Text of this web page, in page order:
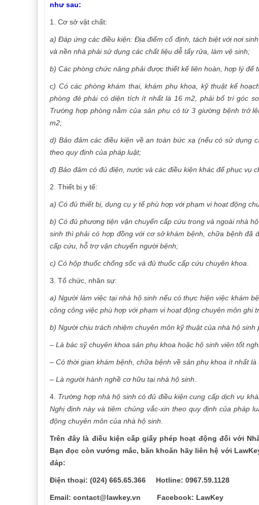
như sau:
1. Cơ sở vật chất:
a) Đáp ứng các điều kiện: Địa điểm cố định, tách biệt với nơi
và nền nhà phải sử dụng các chất liệu dễ tẩy rửa, làm vệ sinh;
b) Các phòng chức năng phải được thiết kế liên hoàn, hợp lý để
c) Có các phòng khám thai, khám phụ khoa, kỹ thuật kế
phòng đẻ phải có diện tích ít nhất là 16 m2, phải bố trí góc
Trường hợp phòng nằm của sản phụ có từ 3 giường bệnh trở
m2;
d) Bảo đảm các điều kiện về an toàn bức xạ (nếu có sử dụng
theo quy định của pháp luật;
đ) Bảo đảm có đủ điện, nước và các điều kiện khác để phục vụ
2. Thiết bị y tế:
a) Có đủ thiết bị, dụng cụ y tế phù hợp với phạm vi hoạt động
b) Có đủ phương tiện vận chuyển cấp cứu trong và ngoài nhà
sinh thì phải có hợp đồng với cơ sở khám bệnh, chữa bệnh
cấp cứu, hỗ trợ vận chuyển người bệnh;
c) Có hộp thuốc chống sốc và đủ thuốc cấp cứu chuyên khoa
3. Tổ chức, nhân sự:
a) Người làm việc tại nhà hộ sinh nếu có thực hiện việc khám
công công việc phù hợp với phạm vi hoạt động chuyên môn ghi
b) Người chịu trách nhiệm chuyên môn kỹ thuật của nhà hộ
– Là bác sỹ chuyên khoa sản phụ khoa hoặc hộ sinh viên tốt
– Có thời gian khám bệnh, chữa bệnh về sản phụ khoa ít nhất là
– Là người hành nghề cơ hữu tại nhà hộ sinh
4. Trường hợp nhà hộ sinh có đủ điều kiện cung cấp dịch vụ
Nghị định này và tiêm chủng vắc-xin theo quy định của pháp
động chuyên môn của nhà hộ sinh
Trên đây là điều kiện cấp giấy phép hoạt động đối với
Bạn đọc còn vướng mắc, băn khoăn hãy liên hệ với
đáp:
Điện thoại: (024) 665.65.366 Hotline: 0967.59.1128
Email: contact@lawkey.vn Facebook: LawKey